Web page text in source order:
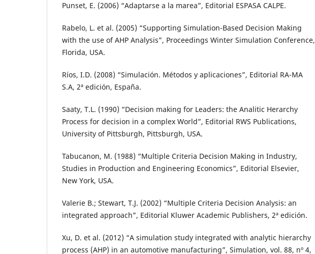
Punset, E. (2006) “Adaptarse a la marea”, Editorial ESPASA CALPE.
Rabelo, L. et al. (2005) “Supporting Simulation-Based Decision Making
with the use of AHP Analysis”, Proceedings Winter Simulation Conference,
Florida, USA.
Ríos, I.D. (2008) “Simulación. Métodos y aplicaciones”, Editorial RA-MA
S.A, 2ª edición, España.
Saaty, T.L. (1990) “Decision making for Leaders: the Analitic Herarchy
Process for decision in a complex World”, Editorial RWS Publications,
University of Pittsburgh, Pittsburgh, USA.
Tabucanon, M. (1988) “Multiple Criteria Decision Making in Industry,
Studies in Production and Engineering Economics”, Editorial Elsevier,
New York, USA.
Valerie B.; Stewart, T.J. (2002) “Multiple Criteria Decision Analysis: an
integrated approach”, Editorial Kluwer Academic Publishers, 2ª edición.
Xu, D. et al. (2012) “A simulation study integrated with analytic hierarchy
process (AHP) in an automotive manufacturing”, Simulation, vol. 88, nº 4,